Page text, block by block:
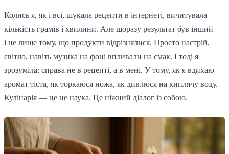
Колись я, як і всі, шукала рецепти в інтернеті, вичитувала
кількість грамів і хвилини. Але щоразу результат був інший —
і не лише тому, що продукти відрізнялися. Просто настрій,
світло, навіть музика на фоні впливали на смак. І тоді я
зрозуміла: справа не в рецепті, а в мені. У тому, як я вдихаю
аромат тіста, як торкаюся ножа, як дивлюся на киплячу воду.
Кулінарія — це не наука. Це ніжний діалог із собою.